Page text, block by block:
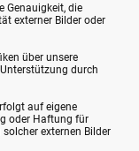
Genauigkeit, die
externer Bilder oder
über unsere
durch
auf eigene
oder Haftung für
externen Bilder